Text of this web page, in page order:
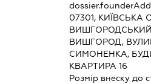
07301, КИЇВСЬКА
ВИШГОРОДСЬКИЙ
ВИШГОРОД,
СИМОНЕНКА,
КВАРТИРА 16
Розмір внеску до